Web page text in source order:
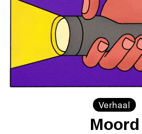
Verhaal
Moord